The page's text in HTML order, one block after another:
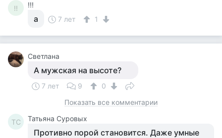
!! !!!
а 7 лет 1
Светлана
А мужская на высоте?
7 лет 9
0
Показать все комментарии
ТС Татьяна Суровых
Противно порой становится. Даже умные